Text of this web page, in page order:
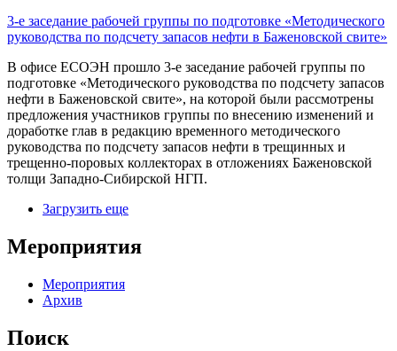
3-е заседание рабочей группы по подготовке «Методического
руководства по подсчету запасов нефти в Баженовской свите»
В офисе ЕСОЭН прошло 3-е заседание рабочей группы по
подготовке «Методического руководства по подсчету запасов
нефти в Баженовской свите», на которой были рассмотрены
предложения участников группы по внесению изменений и
доработке глав в редакцию временного методического
руководства по подсчету запасов нефти в трещинных и
трещенно-поровых коллекторах в отложениях Баженовской
толщи Западно-Сибирской НГП.
Загрузить еще
Мероприятия
Мероприятия
Архив
Поиск